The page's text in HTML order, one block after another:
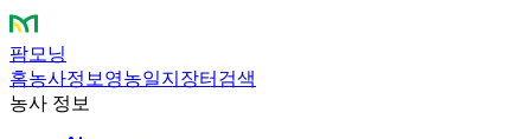
팜모닝
홈농사정보 영농일지 장터 검색
농사 정보